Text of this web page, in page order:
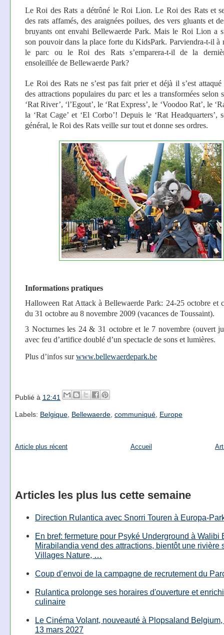
Le Roi des Rats a détrôné le Roi Lion. Le Roi des Rats et
des rats affamés, des araignées poilues, des vers gluants et
bruyants ont envahi Bellewaerde Park. Mais le Roi Lion a
son pouvoir dans la place forte du KidsPark. Parviendra-t-il à
le parc ou le Roi des Rats s’emparera-t-il de la
ensoleillée de Bellewaerde Park?
Le Roi des Rats ne s’est pas fait prier et déjà il s’est attaqué
des attractions populaires du parc et les a transformées selon
‘Rat River’, ‘l’Egout’, le ‘Rat Express’, le ‘Voodoo Rat’, le
la ‘Rat Cage’ et ‘El Corbo’! Depuis le ‘Rat Headquarters’,
général, le Roi des Rats veille sur tout et donne ses ordres.
Informations pratiques
Halloween Rat Attack à Bellewaerde Park: 24-25 octobre et
du 31 octobre au 8 novembre 2009 (vacances de Toussaint).
3 Nocturnes les 24 & 31 octobre et le 7 novembre (ouvert
avec feu d’artifice doublé d’un spectacle de sons et lumières.
Plus d’infos surwww.bellewaerdepark.be
Publié à 12:41
Labels: Belgique, Bellewaerde, communiqué, Europe
Article plus récent Accueil
Articles les plus lus cette semaine
Direction Rulantica avec Snorri Touren à Europa-
En bref: fermeture pour Psyké Underground à Walibi
Mirabilandia vend des attractions, bientôt une rivière
Villages Nature, …
Coup d’envoi de la campagne de recrutement du
Rulantica prolonge ses horaires d'ouverture et
culinaire
Le Cinéma Volant, nouveauté à Plopsaland
13 mars 2027